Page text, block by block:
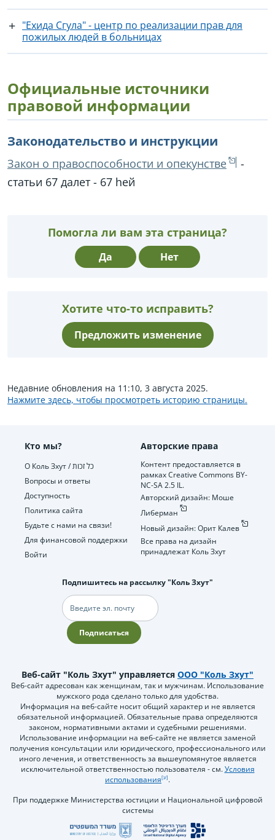
"Ехида Сгула" - центр по реализации прав для
пожилых людей в больницах
Официальные источники
правовой информации
Законодательство и инструкции
Закон о правоспособности и опекунстве
-
статьи 67 далет - 67 hей
Помогла ли вам эта страница?
Да Нет
Хотите что-то исправить?
Предложить изменение
Недавние обновления на 11:10, 3 августа 2025.
Нажмите здесь, чтобы просмотреть историю страницы.
Кто мы?
О Коль Зхут / כל זכות
Вопросы и ответы
Доступность
Политика сайта
Будьте с нами на связи!
Для финансовой поддержки
Войти
Авторские права
Контент предоставляется в
рамках Creative Commons BY-
NC-SA 2.5 IL.
Авторский дизайн: Моше
Либерман
Новый дизайн: Орит Калев
Все права на дизайн
принадлежат Коль Зхут
Подпишитесь на рассылку "Коль Зхут"
Электронная
почта
Подписаться
Веб-сайт "Коль Зхут" управляется ООО "Коль Зхут"
Веб-сайт адресован как женщинам, так и мужчинам. Использование
мужского рода сделано только для удобства.
Информация на веб-сайте носит общий характер и не является
обязательной информацией. Обязательные права определяются
законом, нормативными актами и судебными решениями.
Использование информации на веб-сайте не является заменой
получения консультации или юридического, профессионального или
иного лечения, и ответственность за вышеупомянутое является
исключительной ответственностью пользователя - см.Условия
использования
.
При поддержке Министерства юстиции и Национальной цифровой
системы